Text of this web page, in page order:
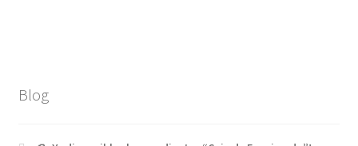
Blog